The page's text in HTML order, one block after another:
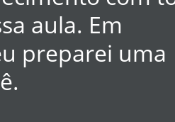
aula. Em
preparei uma